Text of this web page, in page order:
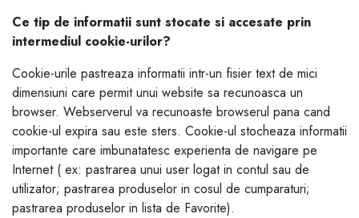
Ce tip de informatii sunt stocate si accesate prin
intermediul cookie-urilor?
Cookie-urile pastreaza informatii intr-un fisier text de mici
dimensiuni care permit unui website sa recunoasca un
browser. Webserverul va recunoaste browserul pana cand
cookie-ul expira sau este sters. Cookie-ul stocheaza informatii
importante care imbunatatesc experienta de navigare pe
Internet ( ex: pastrarea unui user logat in contul sau de
utilizator; pastrarea produselor in cosul de cumparaturi;
pastrarea produselor in lista de Favorite).